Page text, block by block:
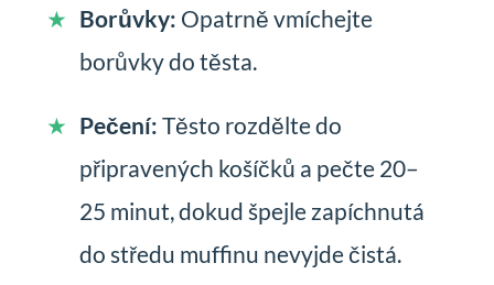
Borůvky: Opatrně vmíchejte
borůvky do těsta.
Pečení:Těsto rozdělte do
připravených košíčků a pečte 20–
25 minut, dokud špejle zapíchnutá
do středu muffinu nevyjde čistá.